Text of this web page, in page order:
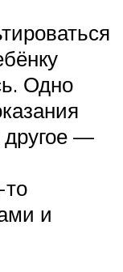
Одно
другое —
то
и